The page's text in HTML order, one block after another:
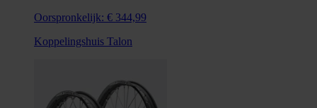
Oorspronkelijk: € 344,99
Koppelingshuis Talon